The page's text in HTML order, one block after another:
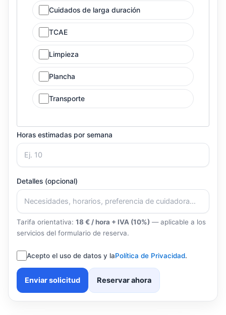
Cuidados de larga duración
TCAE
Limpieza
Plancha
Transporte
Horas estimadas por semana
Detalles (opcional)
Tarifa orientativa: 18 € / hora + IVA (10%) — aplicable a los
servicios del formulario de reserva.
Acepto el uso de datos y laPolítica de Privacidad.
Enviar solicitud Reservar ahora